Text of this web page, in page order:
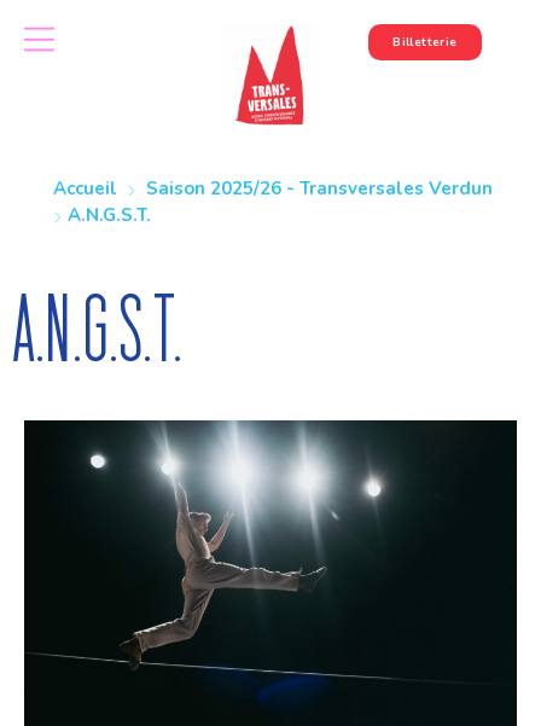
Billetterie
Accueil
Saison 2025/26 - Transversales Verdun
A.N.G.S.T.
A.N.G.S.T.